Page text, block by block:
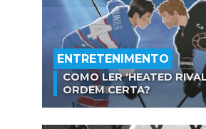
ENTRETENIMENTO
COMO LER ‘HEATED
ORDEM CERTA?